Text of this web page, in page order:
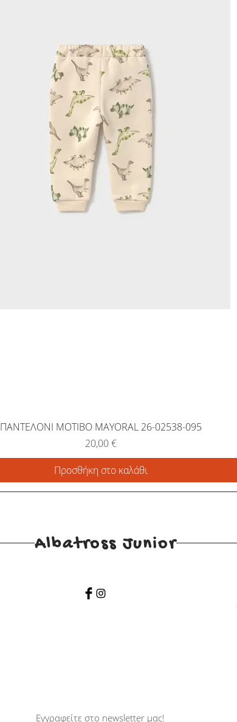
ΠΑΝΤΕΛΟΝΙ ΜΟΤΙΒΟ MAYORAL 26-02538-095
Τιμή
20,00 €
Προσθήκη στο καλάθι
Albatross Junior
Εγγραφείτε στο newsletter μας!